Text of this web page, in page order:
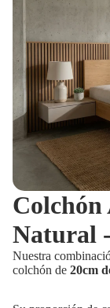
Colchón
Natural
Nuestra
colchón de 20cm